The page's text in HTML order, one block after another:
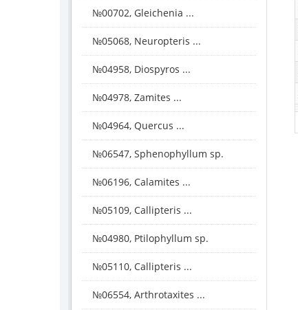
№00702, Gleichenia ...
№05068, Neuropteris ...
№04958, Diospyros ...
№04978, Zamites ...
№04964, Quercus ...
№06547, Sphenophyllum sp.
№06196, Calamites ...
№05109, Callipteris ...
№04980, Ptilophyllum sp.
№05110, Callipteris ...
№06554, Arthrotaxites ...